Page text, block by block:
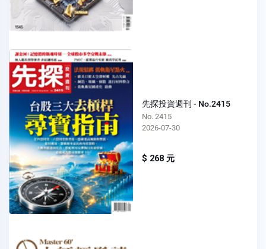
先探投資週刊 - No.2415
No. 2415
2026-07-30
$ 268 元